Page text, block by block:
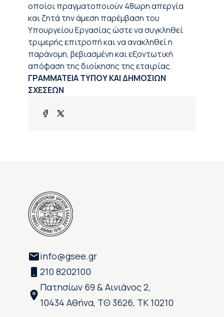
οποίοι πραγματοποιούν 48ωρη απεργία
και ζητά την άμεση παρέμβαση του
Υπουργείου Εργασίας ώστε να συγκληθεί
τριμερής επιτροπή και να ανακληθεί η
παράνομη, βεβιασμένη και εξοντωτική
απόφαση της διοίκησης της εταιρίας.
ΓΡΑΜΜΑΤΕΙΑ ΤΥΠΟΥ ΚΑΙ ΔΗΜΟΣΙΩΝ
ΣΧΕΣΕΩΝ
info@gsee.gr
210 8202100
Πατησίων 69 & Αινιάνος 2,
10434 Αθήνα, ΤΘ 3626, ΤΚ 10210